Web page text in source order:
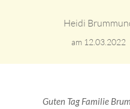
Heidi
am 12.03.2022
Guten Tag Familie